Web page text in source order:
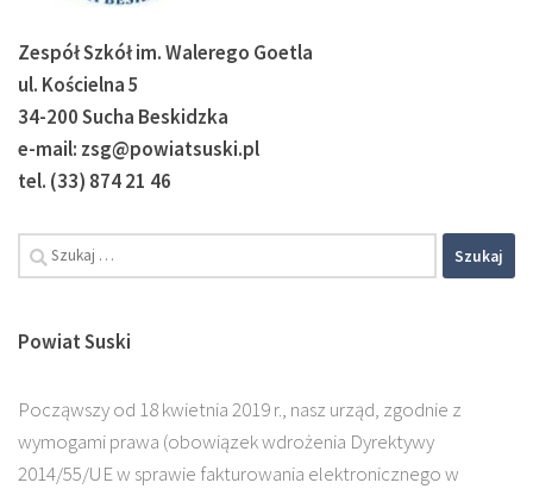
Zespół Szkół im. Walerego Goetla
ul. Kościelna 5
34-200 Sucha Beskidzka
e-mail: zsg@powiatsuski.pl
tel. (33) 874 21 46
Powiat Suski
Począwszy od 18 kwietnia 2019 r., nasz urząd, zgodnie z
wymogami prawa (obowiązek wdrożenia Dyrektywy
2014/55/UE w sprawie fakturowania elektronicznego w